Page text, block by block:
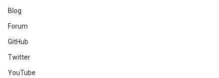
Blog
Forum
GitHub
Twitter
YouTube